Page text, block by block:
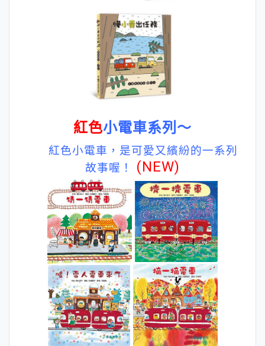
紅色小電車系列～
紅色小電車，是可愛又繽紛的一系列
故事喔！ (NEW)